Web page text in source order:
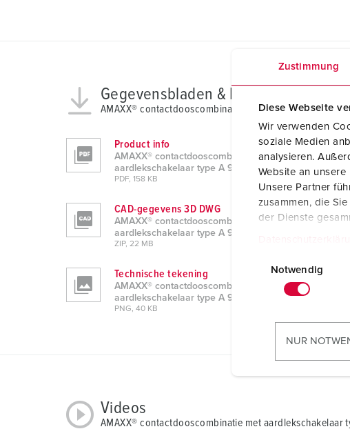
Zustimmung
Diese Webseite
Wir verwenden
soziale Medien
analysieren.
Website an
Unsere Partner
zusammen, die
der Dienste
n
Notwendig
NUR
Gegevensbladen & Downloads
AMAXX® contactdooscombinatie met aardlekschakelaar
Product info
AMAXX® contactdooscombinatie met
aardlekschakelaar type A 930001
PDF, 158 KB
CAD-gegevens 3D DWG
AMAXX® contactdooscombinatie met
aardlekschakelaar type A 930001
ZIP, 22 MB
Technische tekening
AMAXX® contactdooscombinatie met
aardlekschakelaar type A 930001
PNG, 40 KB
Videos
AMAXX® contactdooscombinatie met aardlekschakelaar